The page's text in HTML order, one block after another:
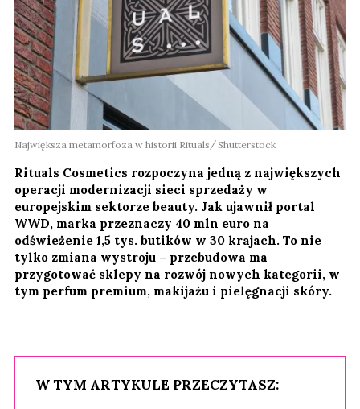
Największa metamorfoza w historii Rituals Shutterstock
Rituals Cosmetics rozpoczyna jedną z największych
operacji modernizacji sieci sprzedaży w
europejskim sektorze beauty. Jak ujawnił portal
WWD, marka przeznaczy 40 mln euro na
odświeżenie 1,5 tys. butików w 30 krajach. To nie
tylko zmiana wystroju – przebudowa ma
przygotować sklepy na rozwój nowych kategorii, w
tym perfum premium, makijażu i pielęgnacji skóry.
W TYM ARTYKULE PRZECZYTASZ: